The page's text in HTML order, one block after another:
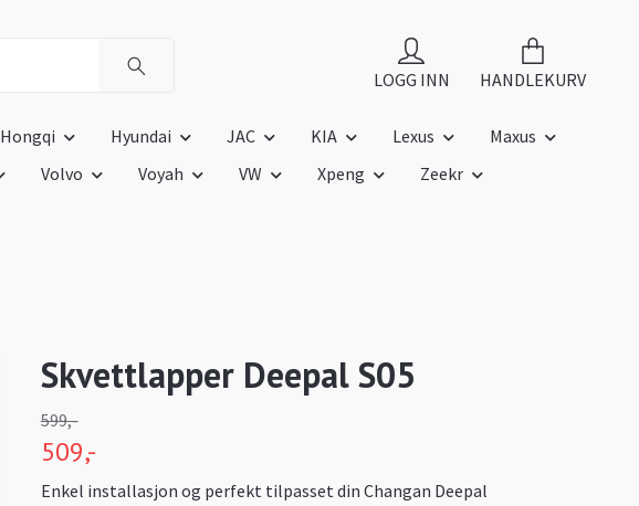
LOGG INN HANDLEKURV
Hongqi Hyundai JAC KIA Lexus
Maxus
Volvo Voyah VW Xpeng
Zeekr
Skvettlapper Deepal S05
599,-
509,-
Enkel installasjon og perfekt tilpasset din Changan Deepal